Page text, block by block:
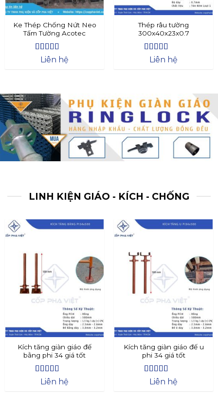
Ke Thép Chống Nứt Neo
Tấm Tường Acotec
Được xếp
Liên hệ
Thép râu tường
300x40x23x0.7
Được xếp
Liên hệ
LINH KIỆN GIÁO - KÍCH - CHỐNG
Kích tăng giàn giáo đế
bằng phi 34 giá tốt
Được xếp
5
Liên hệ
Kích tăng giàn giáo đế u
phi 34 giá tốt
Được xếp
5
Liên hệ